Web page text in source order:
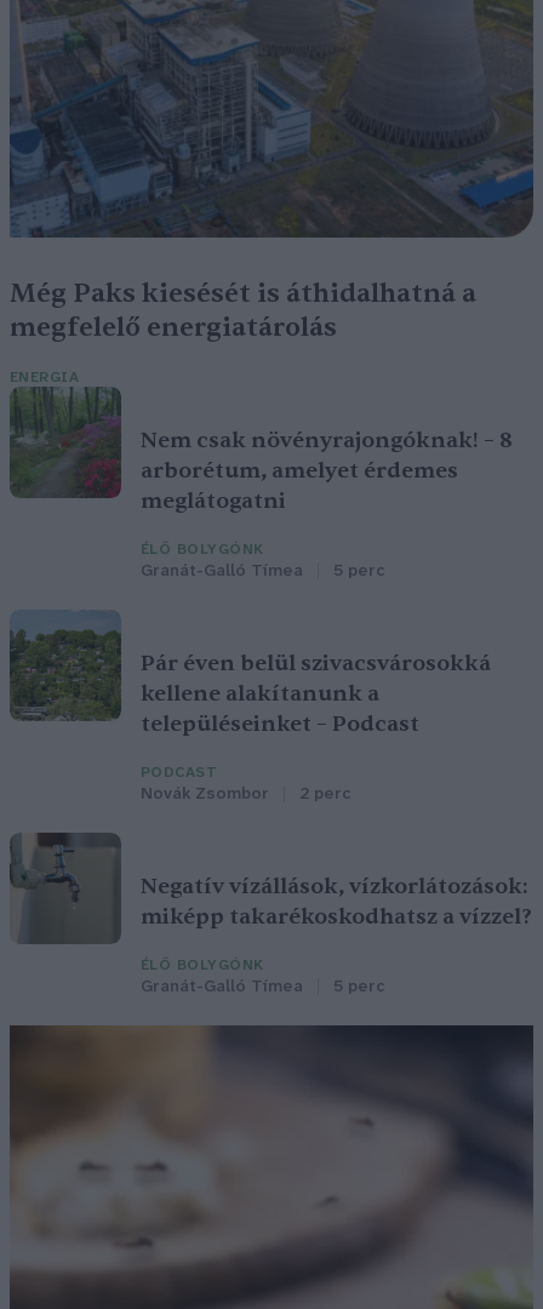
Még Paks kiesését is áthidalhatná a
megfelelő energiatárolás
ENERGIA
Nem csak növényrajongóknak! – 8
arborétum, amelyet érdemes
meglátogatni
ÉLŐ BOLYGÓNK
Granát-Galló Tímea 5 perc
Pár éven belül szivacsvárosokká
kellene alakítanunk a
településeinket – Podcast
PODCAST
Novák Zsombor 2 perc
Negatív vízállások, vízkorlátozások:
miképp takarékoskodhatsz a vízzel?
ÉLŐ BOLYGÓNK
Granát-Galló Tímea 5 perc